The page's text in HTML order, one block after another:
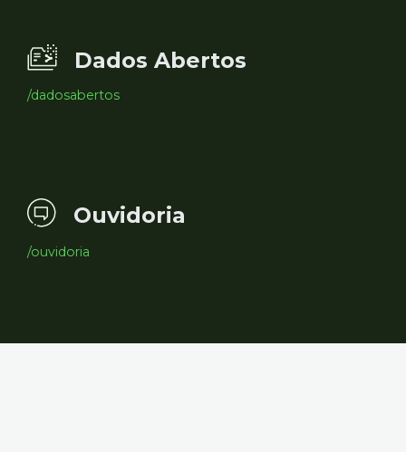
Dados Abertos
/dadosabertos
Ouvidoria
/ouvidoria